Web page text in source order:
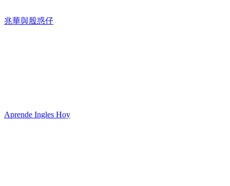
兆華與股惑仔
Aprende Ingles Hoy